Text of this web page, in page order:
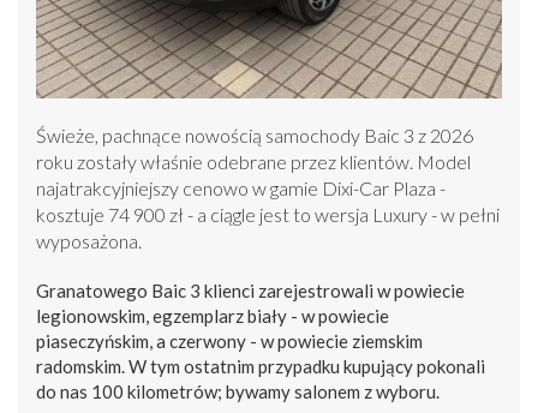
Świeże, pachnące nowością samochody Baic 3 z 2026
roku zostały właśnie odebrane przez klientów. Model
najatrakcyjniejszy cenowo w gamie Dixi-Car Plaza -
kosztuje 74 900 zł - a ciągle jest to wersja Luxury - w pełni
wyposażona.
Granatowego Baic 3 klienci zarejestrowali w powiecie
legionowskim, egzemplarz biały - w powiecie
piaseczyńskim, a czerwony - w powiecie ziemskim
radomskim. W tym ostatnim przypadku kupujący pokonali
do nas 100 kilometrów; bywamy salonem z wyboru.